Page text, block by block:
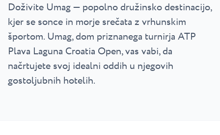
Namestitev
Po vrsti
Hoteli
Apartmaji
Po destinaciji
Poreč
Umag
Resorti
Park Resort Plava Laguna
Zelena Resort Plava Laguna
Raziščite
SLHrvatski
English
Deutsch
Italiano
Doživite Umag — popolno družinsko destinacijo,
kjer se sonce in morje srečata z vrhunskim
športom. Umag, dom priznanega turnirja ATP
Plava Laguna Croatia Open, vas vabi, da
načrtujete svoj idealni oddih u njegovih
gostoljubnih hotelih.